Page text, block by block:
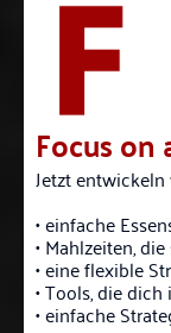
Focus
Jetzt
• einfache
• Mahlzeiten,
• eine flexible
• Tools, die
• einfache